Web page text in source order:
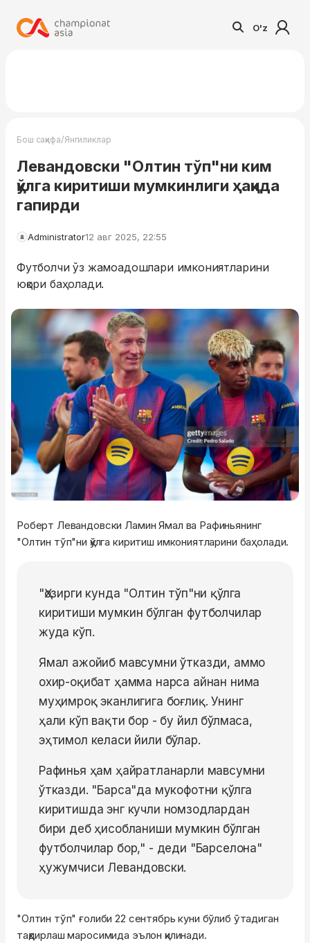
O'z
Бош саҳифа/Янгиликлар
Левандовски "Олтин тўп"ни ким
қўлга киритиши мумкинлиги ҳақида
гапирди
Administrator12 авг 2025, 22:55
Футболчи ўз жамоадошлари имкониятларини
юқори баҳолади.
Роберт Левандовски Ламин Ямал ва Рафиньянинг
"Олтин тўп"ни қўлга киритиш имкониятларини баҳолади.
"Ҳозирги кунда "Олтин тўп"ни қўлга
киритиши мумкин бўлган футболчилар
жуда кўп.
Ямал ажойиб мавсумни ўтказди, аммо
охир-оқибат ҳамма нарса айнан нима
муҳимроқ эканлигига боғлиқ. Унинг
ҳали кўп вақти бор - бу йил бўлмаса,
эҳтимол келаси йили бўлар.
Рафинья ҳам ҳайратланарли мавсумни
ўтказди. "Барса"да мукофотни қўлга
киритишда энг кучли номзодлардан
бири деб ҳисобланиши мумкин бўлган
футболчилар бор," - деди "Барселона"
ҳужумчиси Левандовски.
"Олтин тўп" ғолиби 22 сентябрь куни бўлиб ўтадиган
тақдирлаш маросимида эълон қилинади.